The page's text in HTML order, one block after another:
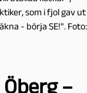
som i fjol gav ut
- börja SE!". Foto:
–